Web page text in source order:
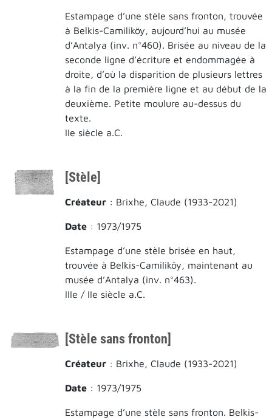
Estampage d’une stèle sans fronton, trouvée
à Belkis-Camiliköy, aujourd’hui au musée
d’Antalya (inv. n°460). Brisée au niveau de la
seconde ligne d’écriture et endommagée à
droite, d’où la disparition de plusieurs lettres
à la fin de la première ligne et au début de la
deuxième. Petite moulure au-dessus du
texte.
IIe siècle a.C.
[Stèle]
Créateur : Brixhe, Claude (1933-2021)
Date : 1973/1975
Estampage d’une stèle brisée en haut,
trouvée à Belkis-Camiliköy, maintenant au
musée d’Antalya (inv. n°463).
IIIe / IIe siècle a.C.
[Stèle sans fronton]
Créateur : Brixhe, Claude (1933-2021)
Date : 1973/1975
Estampage d’une stèle sans fronton. Belkis-